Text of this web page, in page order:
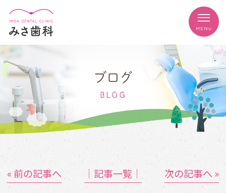
ブログ
BLOG
« 前の記事へ │記事一覧│ 次の記事へ »